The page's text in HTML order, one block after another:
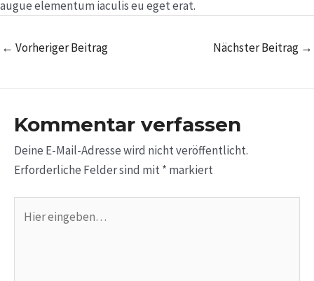
augue elementum iaculis eu eget erat.
← Vorheriger Beitrag Nächster Beitrag →
Kommentar verfassen
Deine E-Mail-Adresse wird nicht veröffentlicht.
Erforderliche Felder sind mit* markiert
eingeben…